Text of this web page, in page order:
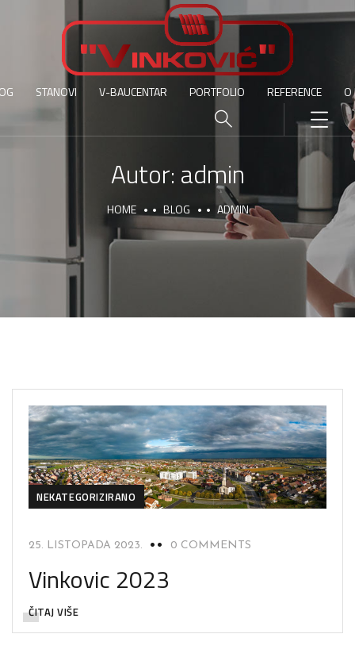
STANOVI V-BAUCENTAR PORTFOLIO REFERENCE O
Autor: admin
HOME BLOG ADMIN
NEKATEGORIZIRANO
25. LISTOPADA 2023. 0 COMMENTS
Vinkovic 2023
ČITAJ VIŠE